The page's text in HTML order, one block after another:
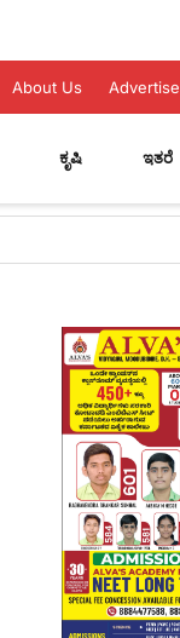
About Us Advertise
ಕೃಷಿ ಇತರೆ